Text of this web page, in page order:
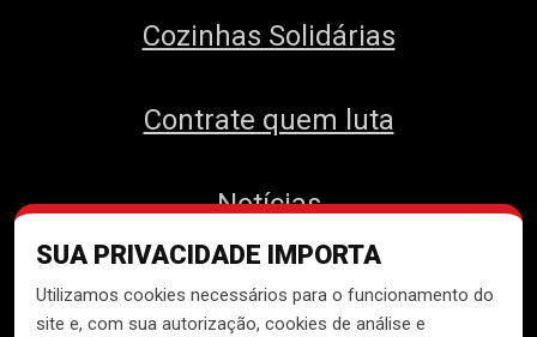
SUA PRIVACIDADE IMPORTA
Utilizamos cookies necessários para o funcionamento do
site e, com sua autorização, cookies de análise e
Cozinhas Solidárias
Contrate quem luta
Notícias
Contato